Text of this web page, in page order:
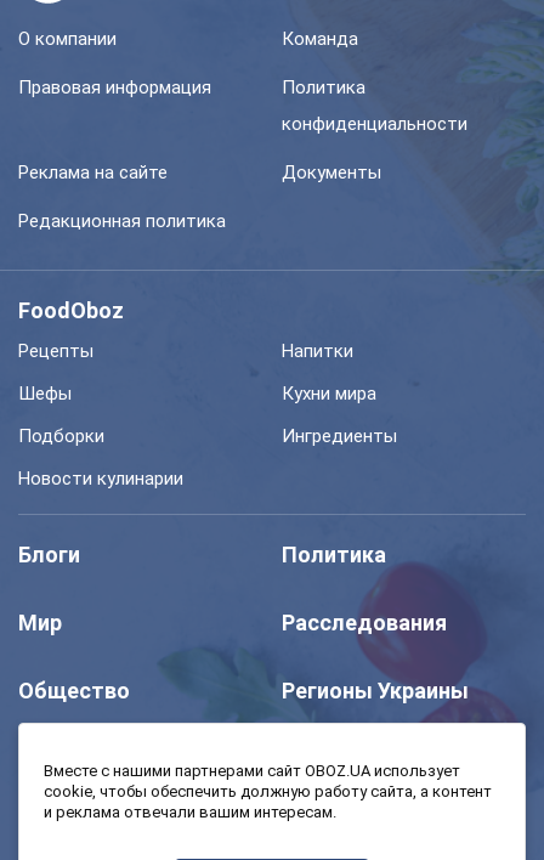
О компании Команда
Правовая информация
Политика
конфиденциальности
Реклама на сайте Документы
Редакционная политика
FoodOboz
Рецепты
Напитки
Шефы
Кухни мира
Подборки
Ингредиенты
Новости кулинарии
Блоги Политика
Мир Расследования
Общество Регионы Украины
Шоу Спорт
Моя школа Авто
Вместе с нашими партнерами сайт OBOZ.UA использует
cookie, чтобы обеспечить должную работу сайта, а контент
и реклама отвечали вашим интересам.